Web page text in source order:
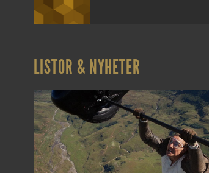
LISTOR & NYHETER